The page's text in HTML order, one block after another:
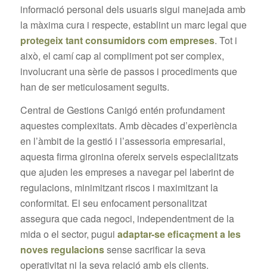
informació personal dels usuaris sigui manejada amb
la màxima cura i respecte, establint un marc legal que
protegeix tant consumidors com empreses. Tot i
això, el camí cap al compliment pot ser complex,
involucrant una sèrie de passos i procediments que
han de ser meticulosament seguits.
Central de Gestions Canigó entén profundament
aquestes complexitats. Amb dècades d’experiència
en l’àmbit de la gestió i l’assessoria empresarial,
aquesta firma gironina ofereix serveis especialitzats
que ajuden les empreses a navegar pel laberint de
regulacions, minimitzant riscos i maximitzant la
conformitat. El seu enfocament personalitzat
assegura que cada negoci, independentment de la
mida o el sector, pugui adaptar-se eficaçment a les
noves regulacionssense sacrificar la seva
operativitat ni la seva relació amb els clients.